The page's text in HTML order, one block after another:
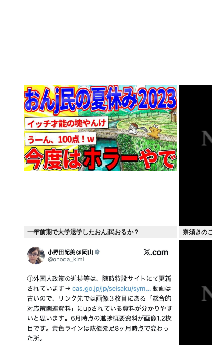
一年前期で大学退学したおんj民おるか？ 奈須きの